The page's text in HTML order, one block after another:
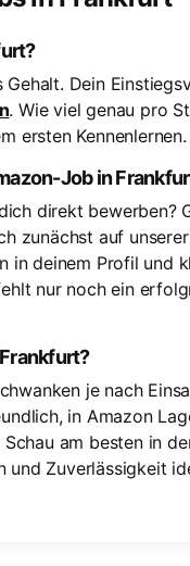
Dein
. Wie viel genau pro
ersten Kennenlernen.
Job in
direkt bewerben?
zunächst auf
in deinem Profil und
nur noch ein
je nach
in Amazon
am besten in
und Zuverlässigkeit